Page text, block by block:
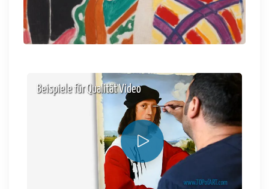
Beispiele für Qualität Video